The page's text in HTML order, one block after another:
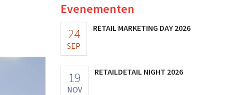
Evenementen
24
SEP
RETAIL MARKETING DAY 2026
19
NOV
RETAILDETAIL NIGHT 2026